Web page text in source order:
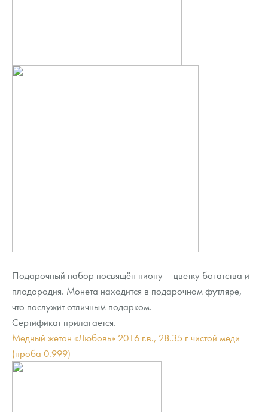
Подарочный набор посвящён пиону – цветку богатства и
плодородия. Монета находится в подарочном футляре,
что послужит отличным подарком.
Сертификат прилагается.
Медный жетон «Любовь» 2016 г.в., 28.35 г чистой меди
(проба 0.999)